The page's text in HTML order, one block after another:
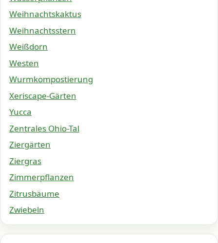
Weihnachtskaktus
Weihnachtsstern
Weißdorn
Westen
Wurmkompostierung
Xeriscape-Gärten
Yucca
Zentrales Ohio-Tal
Ziergärten
Ziergras
Zimmerpflanzen
Zitrusbäume
Zwiebeln